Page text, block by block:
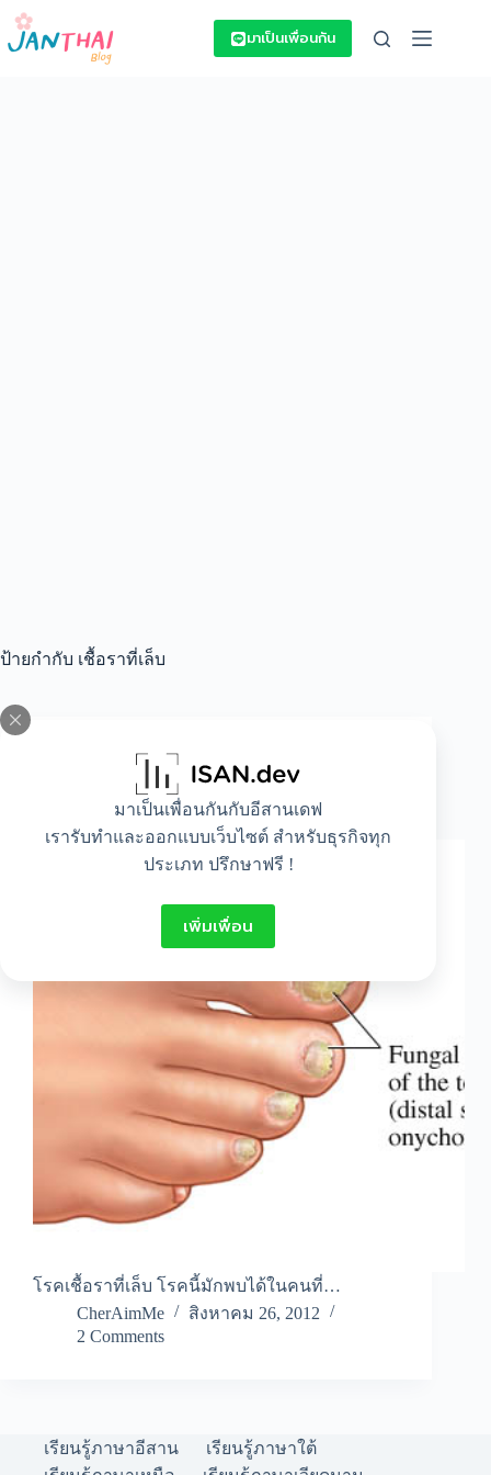
Skip
content
มาเป็นเพื่อนกันกับอีสานเดฟ
เรารับทำและออกแบบเว็บไซต์ สำหรับธุรกิจทุก
ประเภท ปรึกษาฟรี !
เพิ่มเพื่อน
มาเป็นเพื่อนกัน
ป้ายกำกับ เชื้อราที่เล็บ
Beauty Healthy
โรคเชื้อราที่เล็บ
โรคเชื้อราที่เล็บ โรคนี้มักพบได้ในคนที่…
CherAimMe
สิงหาคม 26, 2012
2 Comments
เรียนรู้ภาษาอีสาน
เรียนรู้ภาษาใต้